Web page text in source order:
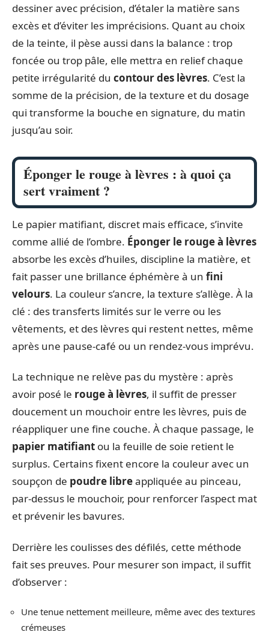
dessiner avec précision, d’étaler la matière sans
excès et d’éviter les imprécisions. Quant au choix
de la teinte, il pèse aussi dans la balance : trop
foncée ou trop pâle, elle mettra en relief chaque
petite irrégularité du contour des lèvres. C’est la
somme de la précision, de la texture et du dosage
qui transforme la bouche en signature, du matin
jusqu’au soir.
Éponger le rouge à lèvres : à quoi ça
sert vraiment ?
Le papier matifiant, discret mais efficace, s’invite
comme allié de l’ombre. Éponger le rouge à lèvres
absorbe les excès d’huiles, discipline la matière, et
fait passer une brillance éphémère à un fini
velours. La couleur s’ancre, la texture s’allège. À la
clé : des transferts limités sur le verre ou les
vêtements, et des lèvres qui restent nettes, même
après une pause-café ou un rendez-vous imprévu.
La technique ne relève pas du mystère : après
avoir posé le rouge à lèvres, il suffit de presser
doucement un mouchoir entre les lèvres, puis de
réappliquer une fine couche. À chaque passage, le
papier matifiant ou la feuille de soie retient le
surplus. Certains fixent encore la couleur avec un
soupçon de poudre libreappliquée au pinceau,
par-dessus le mouchoir, pour renforcer l’aspect mat
et prévenir les bavures.
Derrière les coulisses des défilés, cette méthode
fait ses preuves. Pour mesurer son impact, il suffit
d’observer :
Une tenue nettement meilleure, même avec des textures
crémeuses